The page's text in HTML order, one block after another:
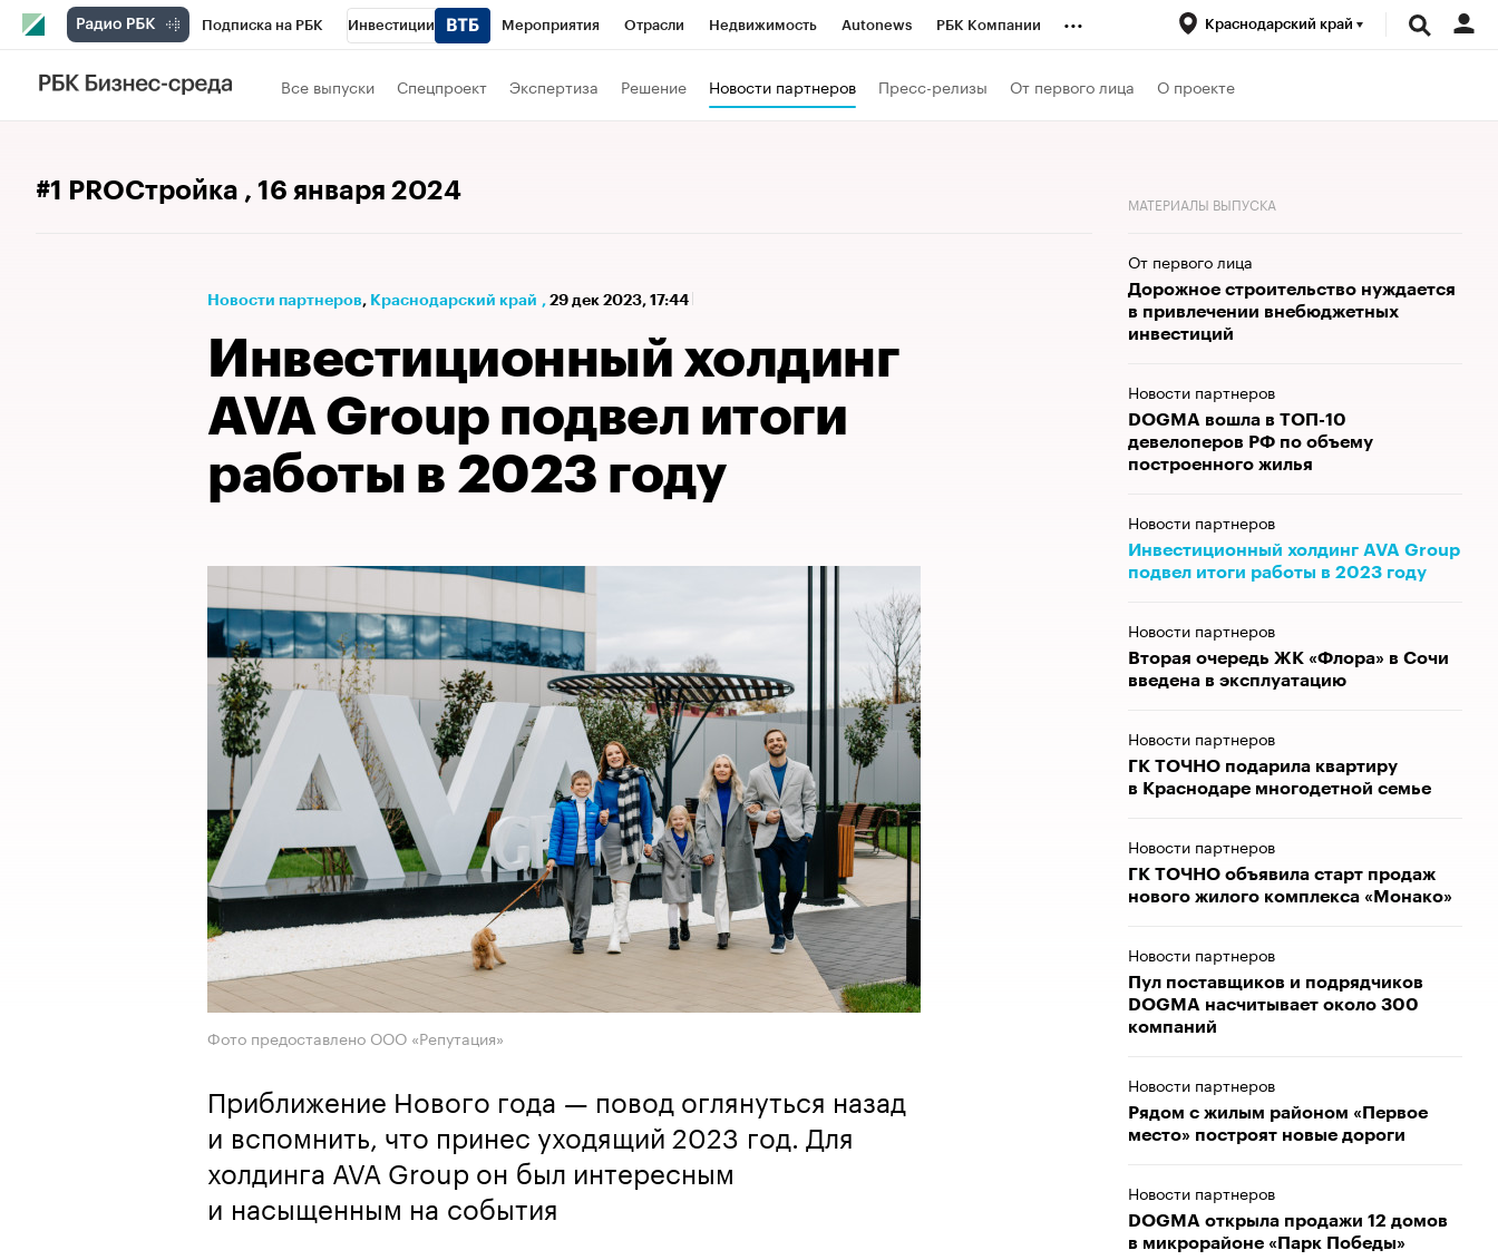
Подписка на РБК Инвестиции Мероприятия Отрасли Недвижимость Autonews РБК Компании
Телеканал
Исследования
... Краснодарский край
Все выпуски Спецпроект Экспертиза Решение Новости партнеров Пресс-релизы От первого лица О проекте
#1 PROСтройка , 16 января 2024
Новости партнеров⁠, Краснодарский край , 29 дек 2023, 17:44
​​​​​​​Инвестиционный холдинг
AVA Group подвел итоги
работы в 2023 году
Фото предоставлено ООО «Репутация»
Приближение Нового года — повод оглянуться назад
и вспомнить, что принес уходящий 2023 год. Для
холдинга AVA Group он был интересным
и насыщенным на события
МАТЕРИАЛЫ ВЫПУСКА
От первого лица
Дорожное строительство нуждается
в привлечении внебюджетных
инвестиций
Новости партнеров
DOGMA вошла в ТОП-10
девелоперов РФ по объему
построенного жилья
Новости партнеров
​​​​​​​Инвестиционный холдинг AVA Group
подвел итоги работы в 2023 году
Новости партнеров
Вторая очередь ЖК «Флора» в Сочи
введена в эксплуатацию
Новости партнеров
ГК ТОЧНО подарила квартиру
в Краснодаре многодетной семье
Новости партнеров
ГК ТОЧНО объявила старт продаж
нового жилого комплекса «Монако»
Новости партнеров
Пул поставщиков и подрядчиков
DOGMA насчитывает около 300
компаний
Новости партнеров
Рядом с жилым районом «Первое
место» построят новые дороги
Новости партнеров
DOGMA открыла продажи 12 домов
в микрорайоне «Парк Победы»